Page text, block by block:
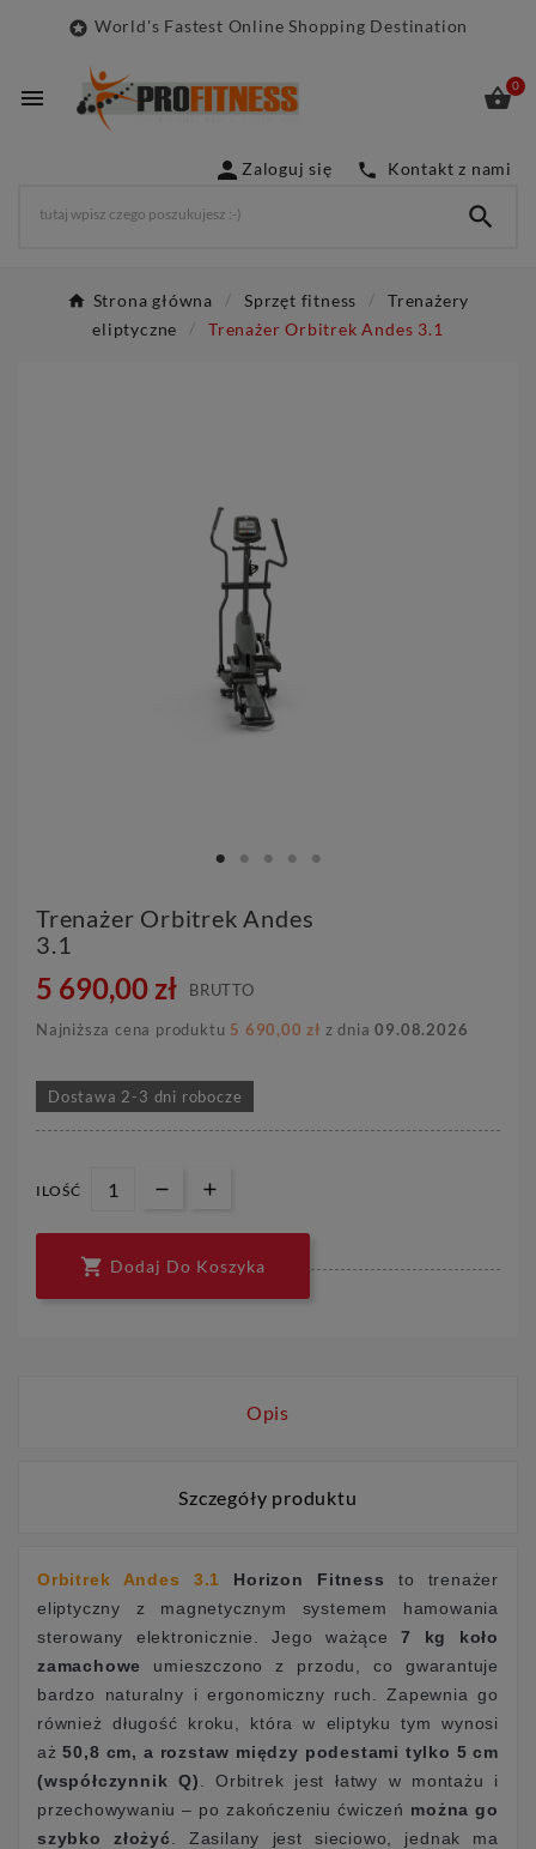
 World's Fastest Online Shopping Destination
 0
 Zaloguj się  Kontakt z nami

Strona główna Sprzęt fitness
Trenażery
eliptyczne
Trenażer Orbitrek Andes 3.1
Trenażer Orbitrek Andes
3.1
5 690,00 zł BRUTTO
Najniższa cena produktu 5 690,00 zł z dnia09.08.2026
Dostawa 2-3 dni robocze
ILOŚĆ
 Dodaj Do Koszyka
Opis
Szczegóły produktu
Orbitrek Andes 3.1 Horizon Fitness
to trenażer
eliptyczny z magnetycznym systemem hamowania
sterowany elektronicznie. Jego ważące7 kg koło
zamachowe umieszczono z przodu, co gwarantuje
bardzo naturalny i ergonomiczny ruch. Zapewnia go
również długość kroku, która w eliptyku tym wynosi
aż 50,8 cm, a rozstaw między podestami tylko 5 cm
(współczynnik Q)
. Orbitrek jest łatwy w montażu i
przechowywaniu – po zakończeniu ćwiczeń można go
szybko złożyć . Zasilany jest sieciowo, jednak ma